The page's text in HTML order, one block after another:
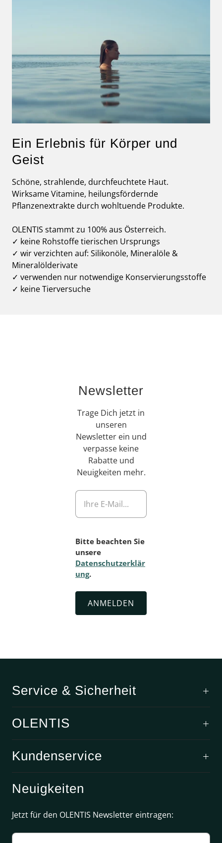
Ein Erlebnis für Körper und
Geist
Schöne, strahlende, durchfeuchtete Haut.
Wirksame Vitamine, heilungsfördernde
Pflanzenextrakte durch wohltuende Produkte.
OLENTIS stammt zu 100% aus Österreich.
✓ keine Rohstoffe tierischen Ursprungs
✓ wir verzichten auf: Silikonöle, Mineralöle &
Mineralölderivate
✓ verwenden nur notwendige Konservierungsstoffe
✓ keine Tierversuche
Newsletter
Trage Dich jetzt in
unseren
Newsletter ein und
verpasse keine
Rabatte und
Neuigkeiten mehr.
Bitte beachten Sie
unsere
Datenschutzerklär
ung.
Service & Sicherheit
OLENTIS
Kundenservice
Neuigkeiten
Jetzt für den OLENTIS Newsletter eintragen: